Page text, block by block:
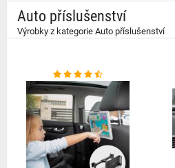
Auto příslušenství
Výrobky z kategorie Auto příslušenství